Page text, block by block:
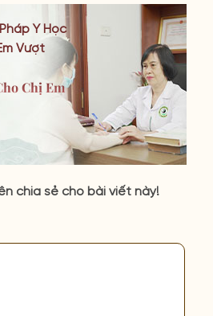
Y Học
Vượt
Chị Em
chia sẻ cho bài viết này!